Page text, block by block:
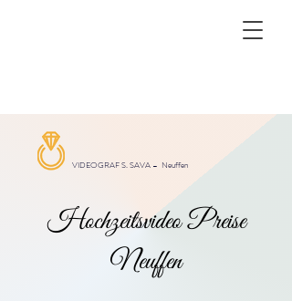
VIDEOGRAF S. SAVA – Neuffen
Hochzeitsvideo Preise
Neuffen